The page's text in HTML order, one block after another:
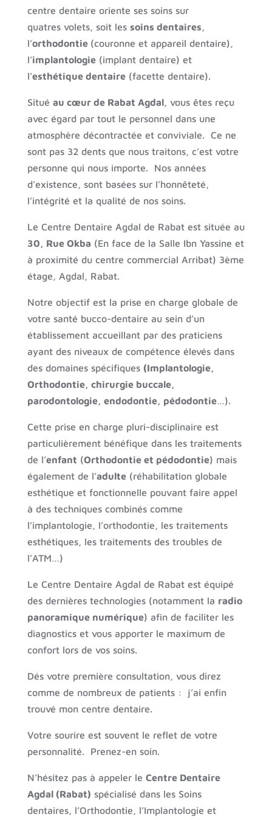
centre dentaire oriente ses soins sur
quatres volets, soit les soins dentaires,
l’orthodontie (couronne et appareil dentaire),
l’implantologie(implant dentaire) et
l’esthétique dentaire(facette dentaire).
Situé au cœur de Rabat Agdal, vous êtes reçu
avec égard par tout le personnel dans une
atmosphère décontractée et conviviale. Ce ne
sont pas 32 dents que nous traitons, c’est votre
personne qui nous importe. Nos années
d’existence, sont basées sur l’honnêteté,
l’intégrité et la qualité de nos soins.
Le Centre Dentaire Agdal de Rabat est située au
30, Rue Okba (En face de la Salle Ibn Yassine et
à proximité du centre commercial Arribat) 3ème
étage, Agdal, Rabat.
Notre objectif est la prise en charge globale de
votre santé bucco-dentaire au sein d’un
établissement accueillant par des praticiens
ayant des niveaux de compétence élevés dans
des domaines spécifiques (Implantologie,
Orthodontie, chirurgie buccale,
parodontologie, endodontie, pédodontie…).
Cette prise en charge pluri-disciplinaire est
particulièrement bénéfique dans les traitements
de l’enfant (Orthodontie et pédodontie) mais
également de l’adulte(réhabilitation globale
esthétique et fonctionnelle pouvant faire appel
à des techniques combinés comme
l’implantologie, l’orthodontie, les traitements
esthétiques, les traitements des troubles de
l’ATM…)
Le Centre Dentaire Agdal de Rabat est équipé
des dernières technologies (notamment la radio
panoramique numérique) afin de faciliter les
diagnostics et vous apporter le maximum de
confort lors de vos soins.
Dés votre première consultation, vous direz
comme de nombreux de patients : j’ai enfin
trouvé mon centre dentaire.
Votre sourire est souvent le reflet de votre
personnalité. Prenez-en soin.
N’hésitez pas à appeler le Centre Dentaire
Agdal (Rabat) spécialisé dans les Soins
dentaires, l’Orthodontie, l’Implantologie et